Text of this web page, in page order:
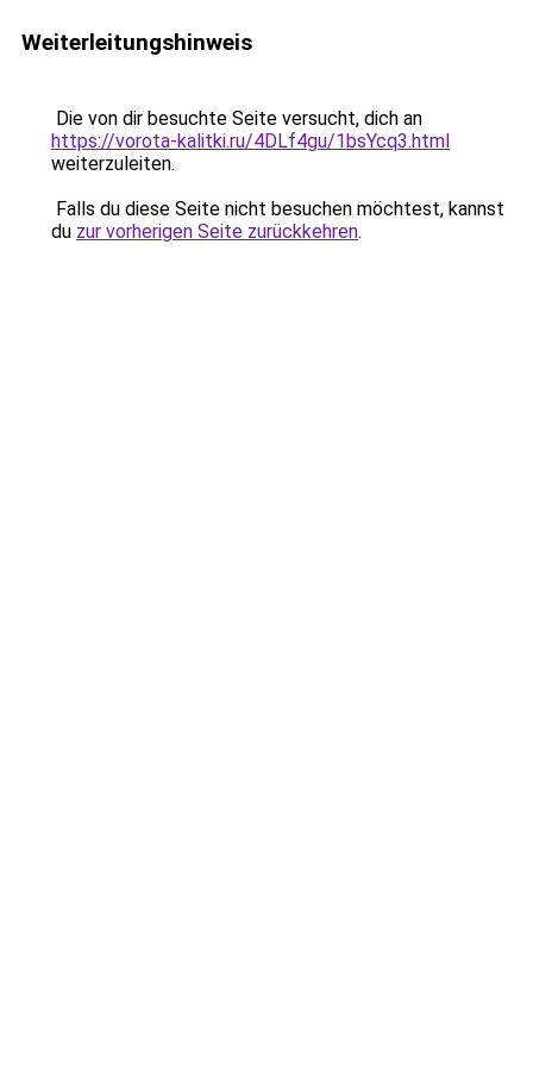
Weiterleitungshinweis
Die von dir besuchte Seite versucht, dich an
https://vorota-kalitki.ru/4DLf4gu/1bsYcq3.html
weiterzuleiten.
Falls du diese Seite nicht besuchen möchtest, kannst
du zur vorherigen Seite zurückkehren.